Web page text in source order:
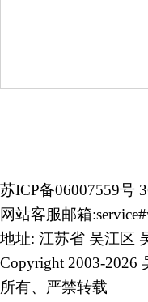
苏ICP备06007559号
网站客服邮箱
地址: 江苏省 吴江区
Copyright 2003-2026
所有、严禁转载